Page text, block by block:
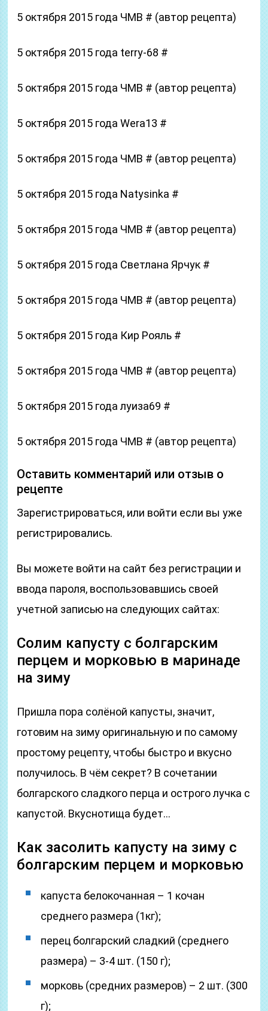
5 октября 2015 года ЧМВ # (автор рецепта)
5 октября 2015 года terry-68 #
5 октября 2015 года ЧМВ # (автор рецепта)
5 октября 2015 года Wera13 #
5 октября 2015 года ЧМВ # (автор рецепта)
5 октября 2015 года Natysinka #
5 октября 2015 года ЧМВ # (автор рецепта)
5 октября 2015 года Светлана Ярчук #
5 октября 2015 года ЧМВ # (автор рецепта)
5 октября 2015 года Кир Рояль #
5 октября 2015 года ЧМВ # (автор рецепта)
5 октября 2015 года луиза69 #
5 октября 2015 года ЧМВ # (автор рецепта)
Оставить комментарий или отзыв о
рецепте
Зарегистрироваться, или войти если вы уже
регистрировались.
Вы можете войти на сайт без регистрации и
ввода пароля, воспользовавшись своей
учетной записью на следующих сайтах:
Солим капусту с болгарским
перцем и морковью в маринаде
на зиму
Пришла пора солёной капусты, значит,
готовим на зиму оригинальную и по самому
простому рецепту, чтобы быстро и вкусно
получилось. В чём секрет? В сочетании
болгарского сладкого перца и острого лучка c
капустой. Вкуснотища будет…
Как засолить капусту на зиму с
болгарским перцем и морковью
капуста белокочанная – 1 кочан
среднего размера (1кг);
перец болгарский сладкий (среднего
размера) – 3-4 шт. (150 г);
морковь (средних размеров) – 2 шт. (300
г);